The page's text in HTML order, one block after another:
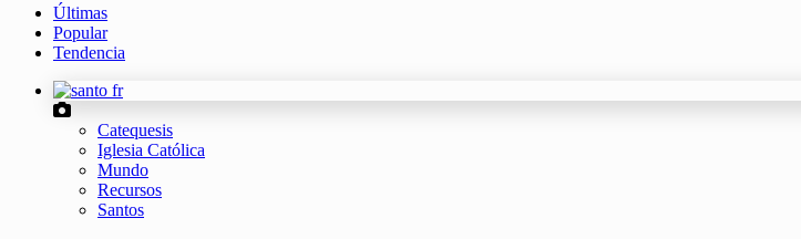
Últimas
Popular
Tendencia
Catequesis
Iglesia Católica
Mundo
Recursos
Santos